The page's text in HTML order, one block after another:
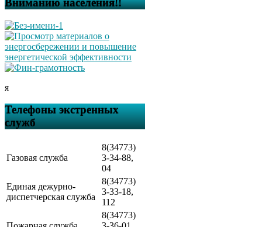
Вниманию населения!!
я
Телефоны экстренных
служб
Газовая служба
8(34773)
3-34-88,
04
Единая дежурно-
диспетчерская служба
8(34773)
3-33-18,
112
8(34773)